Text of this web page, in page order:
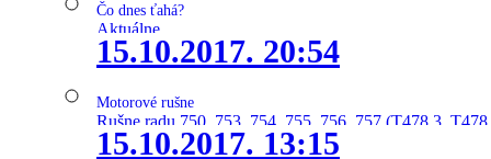
Čo dnes ťahá?
Aktuálne
15.10.2017. 20:54
Motorové rušne
Rušne radu 750, 753, 754, 755, 756, 757 (T478.3,
15.10.2017. 13:15